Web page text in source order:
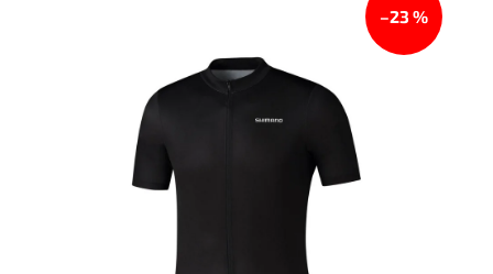
–23 %